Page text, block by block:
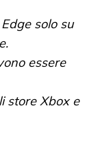
solo su
essere
store Xbox e